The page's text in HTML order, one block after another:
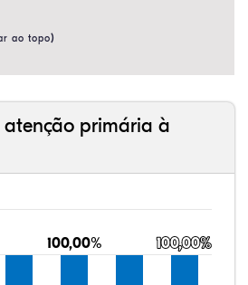
ao topo)
primária à
100,00%
100,00% 100,00%
100,00%